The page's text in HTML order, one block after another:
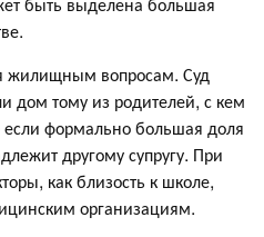
жилищным вопросам. Суд
дом тому из родителей, с кем
формально большая доля
другому супругу. При
как близость к школе,
организациям.